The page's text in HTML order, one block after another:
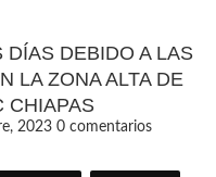
DEBIDO A LAS
LA ZONA ALTA DE
CHIAPAS
2023 0 comentarios